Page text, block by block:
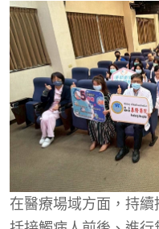
在醫療場域方面，持